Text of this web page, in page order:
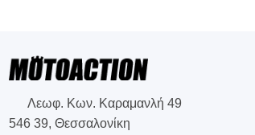
Λεωφ. Κων. Καραμανλή 49
546 39, Θεσσαλονίκη